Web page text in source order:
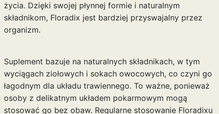
życia. Dzięki swojej płynnej formie i naturalnym
składnikom, Floradix jest bardziej przyswajalny przez
organizm.
Suplement bazuje na naturalnych składnikach, w tym
wyciągach ziołowych i sokach owocowych, co czyni go
łagodnym dla układu trawiennego. To ważne, ponieważ
osoby z delikatnym układem pokarmowym mogą
stosować go bez obaw. Regularne stosowanie Floradixu